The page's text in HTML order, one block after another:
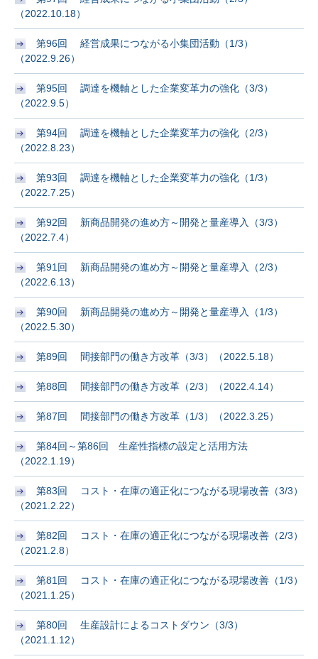
（2022.10.18）
第96回 経営成果につながる小集団活動（1/3）
（2022.9.26）
第95回 調達を機軸とした企業変革力の強化（3/3）
（2022.9.5）
第94回 調達を機軸とした企業変革力の強化（2/3）
（2022.8.23）
第93回 調達を機軸とした企業変革力の強化（1/3）
（2022.7.25）
第92回 新商品開発の進め方～開発と量産導入（3/3）
（2022.7.4）
第91回 新商品開発の進め方～開発と量産導入（2/3）
（2022.6.13）
第90回 新商品開発の進め方～開発と量産導入（1/3）
（2022.5.30）
第89回 間接部門の働き方改革（3/3）（2022.5.18）
第88回 間接部門の働き方改革（2/3）（2022.4.14）
第87回 間接部門の働き方改革（1/3）（2022.3.25）
第84回～第86回 生産性指標の設定と活用方法
（2022.1.19）
第83回 コスト・在庫の適正化につながる現場改善（3/3）
（2021.2.22）
第82回 コスト・在庫の適正化につながる現場改善（2/3）
（2021.2.8）
第81回 コスト・在庫の適正化につながる現場改善（1/3）
（2021.1.25）
第80回 生産設計によるコストダウン（3/3）
（2021.1.12）